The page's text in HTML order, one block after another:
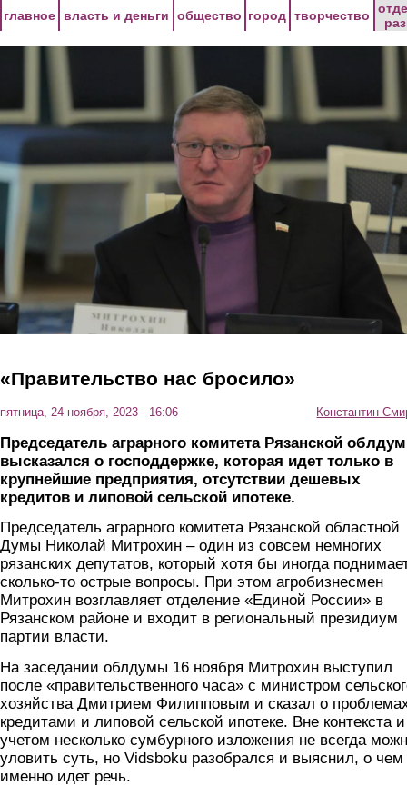
главное власть и деньги общество город творчество
«Правительство нас бросило»
пятница, 24 ноября, 2023 - 16:06 Константин
Председатель аграрного комитета Рязанской
высказался о господдержке, которая идет только в
крупнейшие предприятия, отсутствии дешевых
кредитов и липовой сельской ипотеке.
Председатель аграрного комитета Рязанской областной
Думы Николай Митрохин – один из совсем немногих
рязанских депутатов, который хотя бы иногда
сколько-то острые вопросы. При этом агробизнесмен
Митрохин возглавляет отделение «Единой России» в
Рязанском районе и входит в региональный президиум
партии власти.
На заседании облдумы 16 ноября Митрохин выступил
после «правительственного часа» с министром
хозяйства Дмитрием Филипповым и сказал о
кредитами и липовой сельской ипотеке. Вне контекста
учетом несколько сумбурного изложения не всегда
уловить суть, но Vidsboku разобрался и выяснил, о чем
именно идет речь.